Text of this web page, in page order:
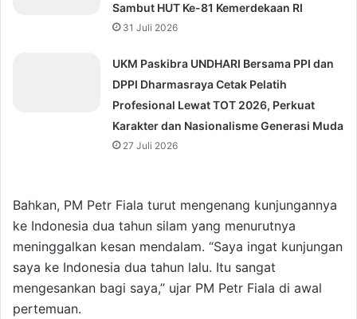
Sambut HUT Ke-81 Kemerdekaan RI
31 Juli 2026
UKM Paskibra UNDHARI Bersama PPI dan
DPPI Dharmasraya Cetak Pelatih
Profesional Lewat TOT 2026, Perkuat
Karakter dan Nasionalisme Generasi Muda
27 Juli 2026
Bahkan, PM Petr Fiala turut mengenang kunjungannya
ke Indonesia dua tahun silam yang menurutnya
meninggalkan kesan mendalam. “Saya ingat kunjungan
saya ke Indonesia dua tahun lalu. Itu sangat
mengesankan bagi saya,” ujar PM Petr Fiala di awal
pertemuan.